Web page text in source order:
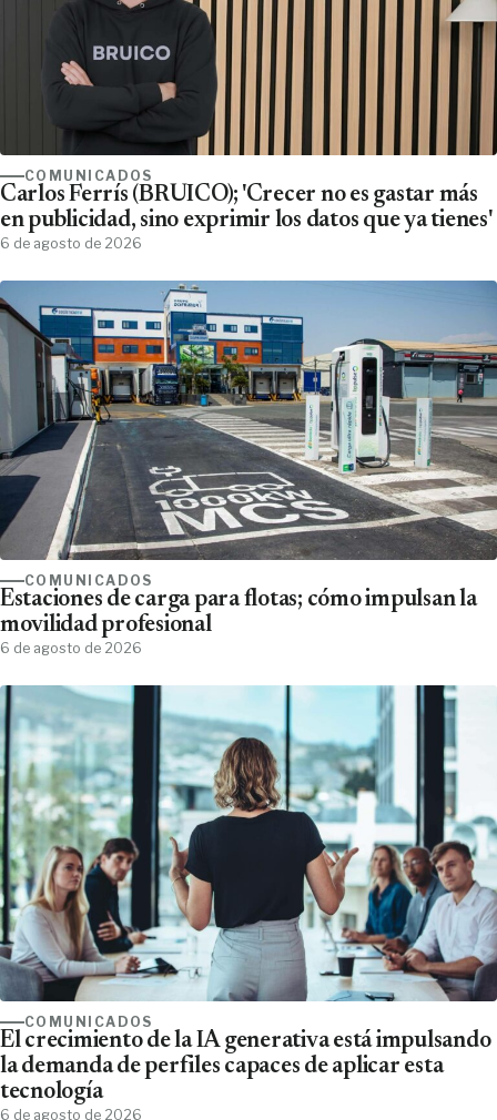
COMUNICADOS
Carlos Ferrís (BRUICO); 'Crecer no es gastar más
en publicidad, sino exprimir los datos que ya tienes'
6 de agosto de 2026
COMUNICADOS
Estaciones de carga para flotas; cómo impulsan la
movilidad profesional
6 de agosto de 2026
COMUNICADOS
El crecimiento de la IA generativa está impulsando
la demanda de perfiles capaces de aplicar esta
tecnología
6 de agosto de 2026